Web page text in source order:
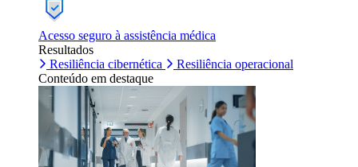
Acesso seguro à assistência médica
Resultados
Resiliência cibernética
Resiliência operacional
Conteúdo em destaque